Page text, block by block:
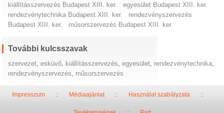
kiállításszervezés Budapest XIII. ker.
egyesület Budapest XIII. ker.
rendezvénytechnika Budapest XIII. ker.
rendezvényszervezés
Budapest XIII. ker.
műsorszervezés Budapest XIII. ker.
További kulcsszavak
szervezet ,esküvő kiállításszervezés ,egyesület rendezvénytechnika
rendezvényszervezés
műsorszervezés
Impresszum::Médiaajánlat::Használat szabályzata::